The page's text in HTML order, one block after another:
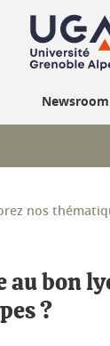
Newsroom
principal
nos
au bon
?